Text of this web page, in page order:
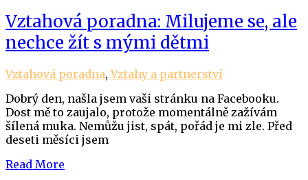
Vztahová poradna: Milujeme se, ale
nechce žít s mými dětmi
Vztahová poradna,Vztahy a partnerství
Dobrý den, našla jsem vaši stránku na Facebooku.
Dost mě to zaujalo, protože momentálně zažívám
šílená muka. Nemůžu jist, spát, pořád je mi zle. Před
deseti měsíci jsem
Read More